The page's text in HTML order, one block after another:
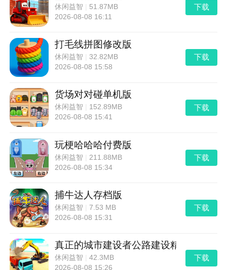
休闲益智
51.87MB
2026-08-08 16:11
下载
打毛线拼图修改版
休闲益智 |32.82MB
2026-08-08 15:58
下载
货场对对碰单机版
休闲益智
152.89MB
2026-08-08 15:41
下载
玩梗哈哈哈付费版
休闲益智
211.88MB
2026-08-08 15:34
下载
捕牛达人存档版
休闲益智 |7.53 MB
2026-08-08 15:31
下载
真正的城市建设者公路建设精简版
休闲益智 |42.3MB
2026-08-08 15:26
下载